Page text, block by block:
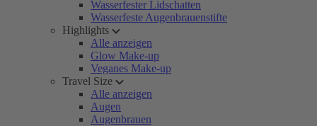
Wasserfester Lidschatten
Wasserfeste Augenbrauenstifte
Highlights
Alle anzeigen
Glow Make-up
Veganes Make-up
Travel Size
Alle anzeigen
Augen
Augenbrauen